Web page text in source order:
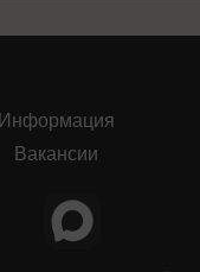
Информация
Вакансии